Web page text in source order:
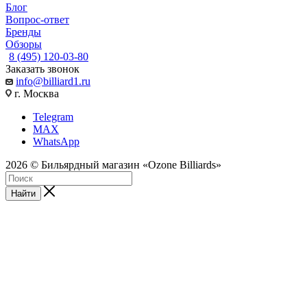
Блог
Вопрос-ответ
Бренды
Обзоры
8 (495) 120-03-80
Заказать звонок
info@billiard1.ru
г. Москва
Telegram
MAX
WhatsApp
2026 © Бильярдный магазин «Ozone Billiards»
Найти